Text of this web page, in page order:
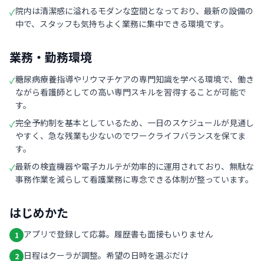
✓院内は清潔感に溢れるモダンな空間となっており、最新の設備の
中で、スタッフも気持ちよく業務に集中できる環境です。
業務・勤務環境
✓糖尿病療養指導やリウマチケアの専門知識を学べる環境で、働き
ながら看護師としての高い専門スキルを習得することが可能で
す。
✓完全予約制を基本としているため、一日のスケジュールが見通し
やすく、急な残業も少ないのでワークライフバランスを保てま
す。
✓最新の検査機器や電子カルテが効率的に運用されており、無駄な
事務作業を減らして看護業務に専念できる体制が整っています。
はじめかた
1 アプリで登録して応募。履歴書も面接もいりません
2 日程はクーラが調整。希望の日時を選ぶだけ